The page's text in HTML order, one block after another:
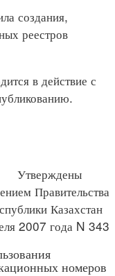
создания,
реестров
в действие с
Утверждены
Правительства
Казахстан
2007 года N 343
номеров